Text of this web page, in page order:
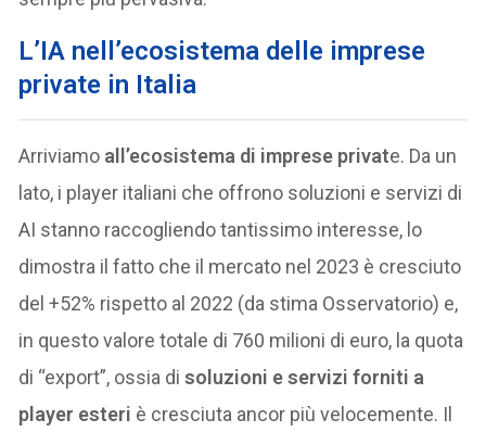
L’IA nell’ecosistema delle imprese
private in Italia
Arriviamo all’ecosistema di imprese private. Da un
lato, i player italiani che offrono soluzioni e servizi di
AI stanno raccogliendo tantissimo interesse, lo
dimostra il fatto che il mercato nel 2023 è cresciuto
del +52% rispetto al 2022 (da stima Osservatorio) e,
in questo valore totale di 760 milioni di euro, la quota
di “export”, ossia disoluzioni e servizi forniti a
player esteri è cresciuta ancor più velocemente. Il